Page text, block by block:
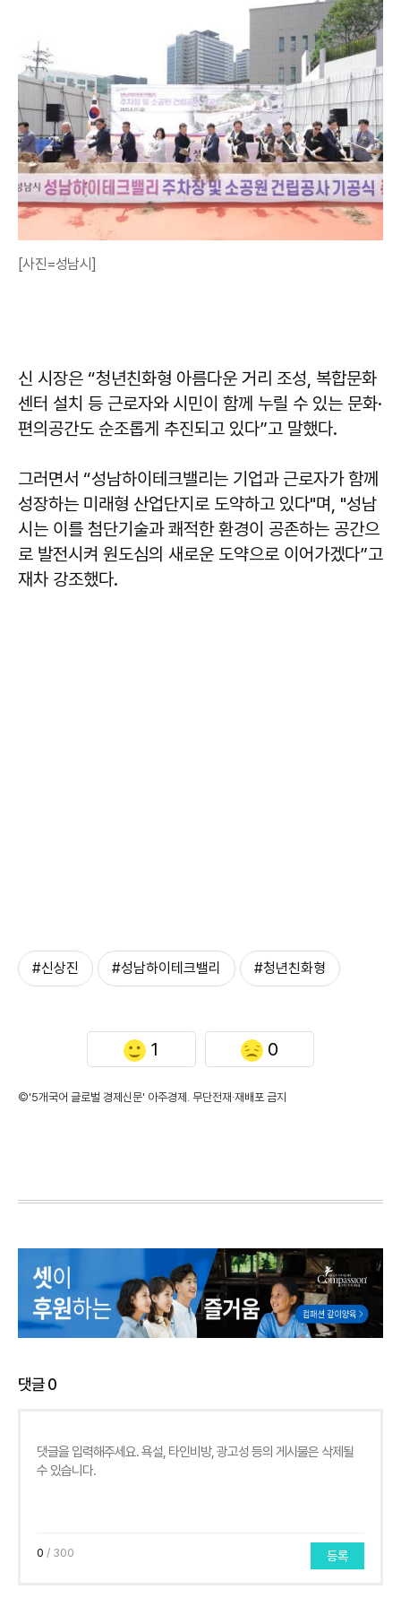
[사진=성남시]
신 시장은 “청년친화형 아름다운 거리 조성, 복합문화
센터 설치 등 근로자와 시민이 함께 누릴 수 있는 문화·
편의공간도 순조롭게 추진되고 있다”고 말했다.
그러면서 “성남하이테크밸리는 기업과 근로자가 함께
성장하는 미래형 산업단지로 도약하고 있다"며, "성남
시는 이를 첨단기술과 쾌적한 환경이 공존하는 공간으
로 발전시켜 원도심의 새로운 도약으로 이어가겠다”고
재차 강조했다.
#신상진 #성남하이테크밸리 #청년친화형
1 0
©'5개국어 글로벌 경제신문' 아주경제. 무단전재·재배포 금지
댓글0
0 / 300 등록